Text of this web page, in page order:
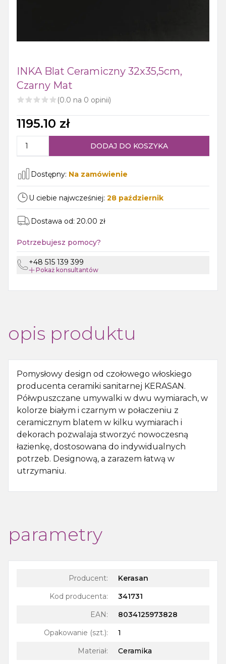
INKA Blat Ceramiczny 32x35,5cm,
Czarny Mat
(0.0 na 0 opinii)
1195.10 zł
DODAJ DO KOSZYKA
Dostępny: Na zamówienie
U ciebie najwcześniej: 28 październik
Dostawa od: 20.00 zł
Potrzebujesz pomocy?
+48 515 139 399
Pokaż konsultantów
opis produktu
Pomysłowy design od czołowego włoskiego
producenta ceramiki sanitarnej KERASAN.
Półwpuszczane umywalki w dwu wymiarach, w
kolorze białym i czarnym w połaczeniu z
ceramicznym blatem w kilku wymiarach i
dekorach pozwalaja stworzyć nowoczesną
łazienkę, dostosowana do indywidualnych
potrzeb. Designową, a zarazem łatwą w
utrzymaniu.
parametry
Producent:
Kerasan
Kod producenta:
341731
EAN:
8034125973828
Opakowanie (szt.):
1
Materiał:
Ceramika